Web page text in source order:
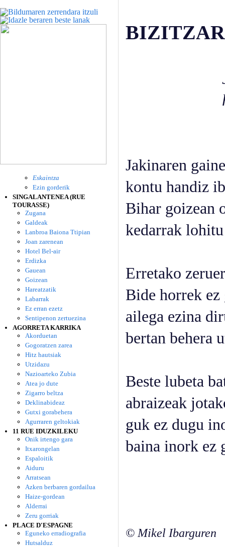
Eskaintza
Ezin gorderik
SINGALANTENEA (RUE
TOURASSE)
Zugana
Galdeak
Lanbroa Baiona Ttipian
Joan zarenean
Hotel Bel-air
Erdizka
Gauean
Goizean
Hareatzatik
Labarrak
Ez erran ezetz
Sentipenon zertuezina
AGORRETA KARRIKA
Akorduetan
Gogoratzen zarea
Hitz hautsiak
Utzidazu
Nazioarteko Zubia
Atea jo dute
Zigarro beltza
Deklinabideaz
Gutxi gorabehera
Agurraren geltokiak
11 RUE IDUZKILEKU
Onik irtengo gara
Itxarongelan
Espaloitik
Aiduru
Arratsean
Azken berbaren gordailua
Haize-gordean
Alderrai
Zeru gorriak
PLACE D'ESPAGNE
Eguneko erradiografia
Hutsalduz
Jaiotzeaz
hiltzeaz
Jakinaren
kontu handiz
Bihar goizean
kedarrak
Erretako
Bide horrek ez
ailega ezina
bertan behera
Beste lubeta
abraizeak
guk ez dugu
baina inork ez
© Mikel Ibarguren